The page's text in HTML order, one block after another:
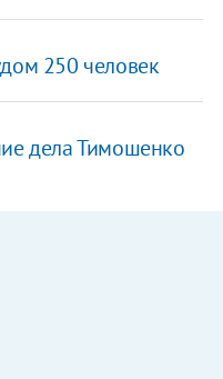
250 человек
дела Тимошенко